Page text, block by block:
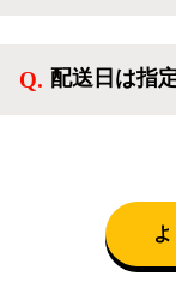
神奈川・千葉
配送日は指
話にて日時